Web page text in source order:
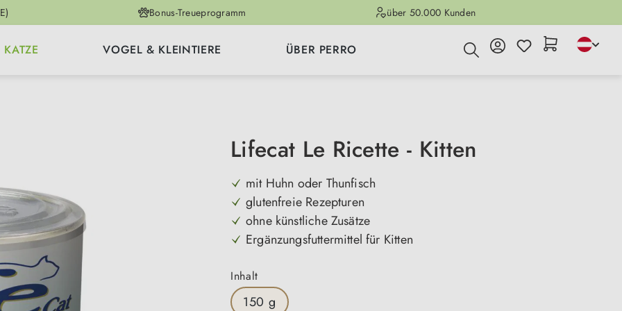
Bonus-Treueprogramm über 50.000 Kunden
KATZE VOGEL & KLEINTIERE ÜBER PERRO
Lifecat Le Ricette - Kitten
mit Huhn oder Thunfisch
glutenfreie Rezepturen
ohne künstliche Zusätze
Ergänzungsfuttermittel für Kitten
Inhaltauswählen
150 g